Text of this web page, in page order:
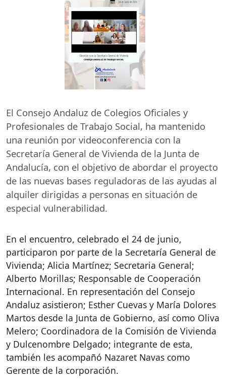
El Consejo Andaluz de Colegios Oficiales y
Profesionales de Trabajo Social, ha mantenido
una reunión por videoconferencia con la
Secretaría General de Vivienda de la Junta de
Andalucía, con el objetivo de abordar el proyecto
de las nuevas bases reguladoras de las ayudas al
alquiler dirigidas a personas en situación de
especial vulnerabilidad.
En el encuentro, celebrado el 24 de junio,
participaron por parte de la Secretaría General de
Vivienda; Alicia Martínez; Secretaria General;
Alberto Morillas; Responsable de Cooperación
Internacional. En representación del Consejo
Andaluz asistieron; Esther Cuevas y María Dolores
Martos desde la Junta de Gobierno, así como Oliva
Melero; Coordinadora de la Comisión de Vivienda
y Dulcenombre Delgado; integrante de esta,
también les acompañó Nazaret Navas como
Gerente de la corporación.